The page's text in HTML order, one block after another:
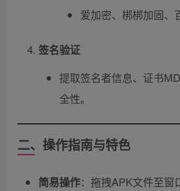
爱加密、梆梆加固、
签名验证
提取签名者信息、证书
全性。
二、操作指南与特色
简易操作：拖拽APK文件至